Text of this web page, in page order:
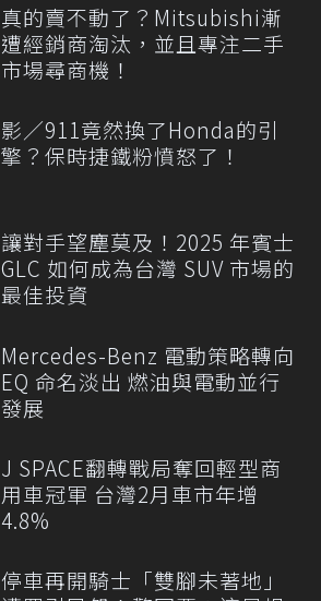
真的賣不動了？Mitsubishi漸
遭經銷商淘汰，並且專注二手
市場尋商機！
影／911竟然換了Honda的引
擎？保時捷鐵粉憤怒了！
讓對手望塵莫及！2025 年賓士
GLC 如何成為台灣 SUV 市場的
最佳投資
Mercedes-Benz 電動策略轉向
EQ 命名淡出 燃油與電動並行
發展
J SPACE翻轉戰局奪回輕型商
用車冠軍 台灣2月車市年增
4.8%
停車再開騎士「雙腳未著地」